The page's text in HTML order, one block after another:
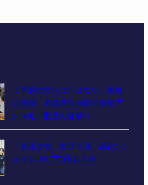
「普通の祭りに行けない」家族
に笑顔 名張市立病院で食物ア
レルギー配慮の夏祭り
「名張少女」復活公演 9日にシ
ェイクスピア2作品上演